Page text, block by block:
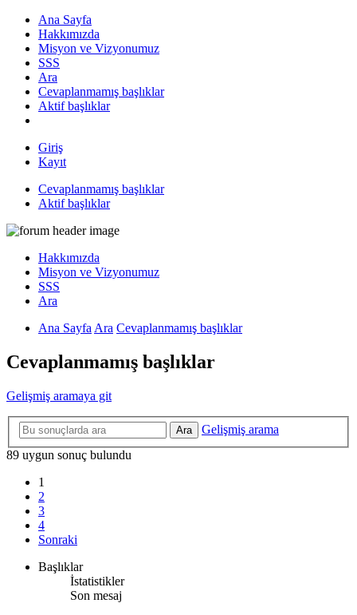
Ana Sayfa
Hakkımızda
Misyon ve Vizyonumuz
SSS
Ara
Cevaplanmamış başlıklar
Aktif başlıklar
Giriş
Kayıt
Cevaplanmamış başlıklar
Aktif başlıklar
Hakkımızda
Misyon ve Vizyonumuz
SSS
Ara
Ana Sayfa Ara Cevaplanmamış başlıklar
Cevaplanmamış başlıklar
Gelişmiş aramaya git
Ara
Gelişmiş arama
89 uygun sonuç bulundu
1
2
3
4
Sonraki
Başlıklar
İstatistikler
Son mesaj